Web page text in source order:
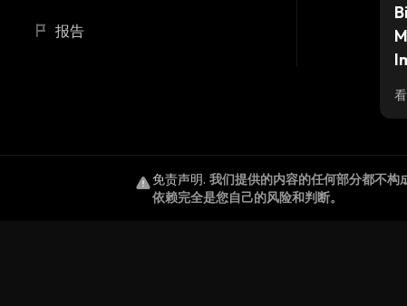
报告
免责声明. 我们提供的内容的任何部分都不构
依赖完全是您自己的风险和判断。